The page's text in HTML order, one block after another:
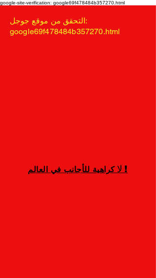
google-site-verification: google69f478484b357270.html
لا كراهية للأجانب في العالم !
التحقق من موقع جوجل:
google69f478484b357270.html